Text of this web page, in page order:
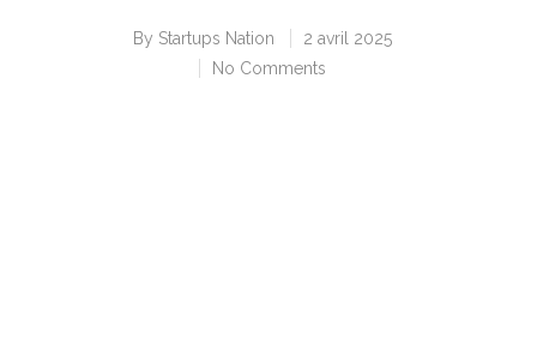
By Startups Nation
2 avril 2025
No Comments